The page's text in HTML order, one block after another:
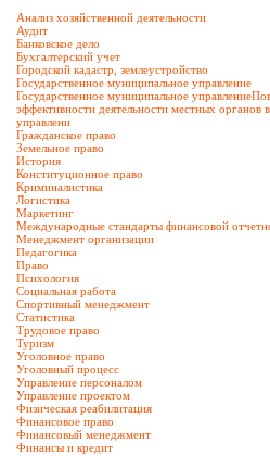
Анализ хозяйственной деятельности
Аудит
Банковское дело
Бухгалтерский учет
Городской кадастр, землеустройство
Государственное муниципальное управление
Государственное муниципальное
эффективности деятельности местных органов
управлени
Гражданское право
Земельное право
История
Конституционное право
Криминалистика
Логистика
Маркетинг
Международные стандарты финансовой
Менеджмент организации
Педагогика
Право
Психология
Социальная работа
Спортивный менеджмент
Статистика
Трудовое право
Туризм
Уголовное право
Уголовный процесс
Управление персоналом
Управление проектом
Физическая реабилитация
Финансовое право
Финансовый менеджмент
Финансы и кредит